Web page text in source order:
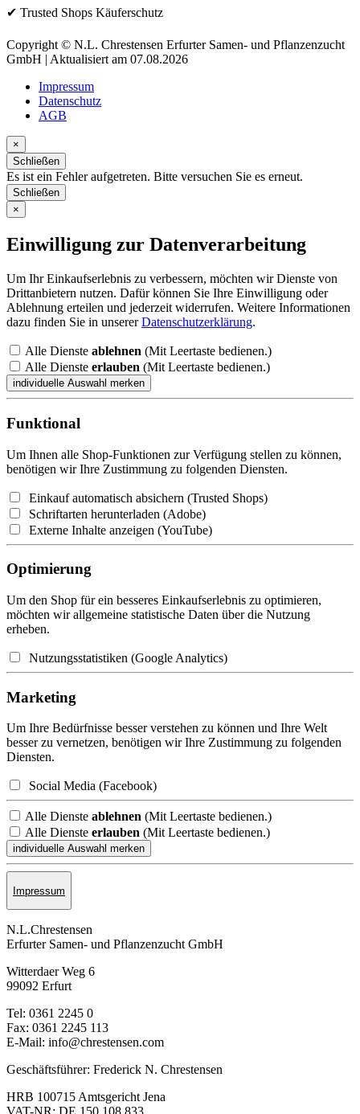
✔ Trusted Shops Käuferschutz
Copyright © N.L. Chrestensen Erfurter Samen- und Pflanzenzucht
GmbH | Aktualisiert am 07.08.2026
Impressum
Datenschutz
AGB
×
Schließen
Es ist ein Fehler aufgetreten. Bitte versuchen Sie es erneut.
Schließen
×
Einwilligung zur Datenverarbeitung
Um Ihr Einkaufserlebnis zu verbessern, möchten wir Dienste von
Drittanbietern nutzen. Dafür können Sie Ihre Einwilligung oder
Ablehnung erteilen und jederzeit widerrufen. Weitere Informationen
dazu finden Sie in unsererDatenschutzerklärung.
Alle Dienste ablehnen (Mit Leertaste bedienen.)
Alle Dienste erlauben (Mit Leertaste bedienen.)
Funktional
Um Ihnen alle Shop-Funktionen zur Verfügung stellen zu können,
benötigen wir Ihre Zustimmung zu folgenden Diensten.
Einkauf automatisch absichern (Trusted Shops)
Schriftarten herunterladen (Adobe)
Externe Inhalte anzeigen (YouTube)
Optimierung
Um den Shop für ein besseres Einkaufserlebnis zu optimieren,
möchten wir allgemeine statistische Daten über die Nutzung
erheben.
Nutzungsstatistiken (Google Analytics)
Marketing
Um Ihre Bedürfnisse besser verstehen zu können und Ihre Welt
besser zu vernetzen, benötigen wir Ihre Zustimmung zu folgenden
Diensten.
Social Media (Facebook)
Alle Dienste ablehnen (Mit Leertaste bedienen.)
Alle Dienste erlauben (Mit Leertaste bedienen.)
Impressum
N.L.Chrestensen
Erfurter Samen- und Pflanzen­zucht GmbH
Witterdaer Weg 6
99092 Erfurt
Tel: 0361 2245 0
Fax: 0361 2245 113
E-Mail: info@chrestensen.com
Geschäftsführer: Frederick N. Chrestensen
HRB 100715 Amtsgericht Jena
VAT-NR: DE 150 108 833